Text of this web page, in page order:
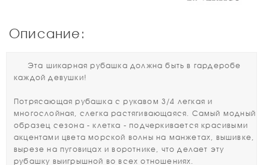
Описание:
Эта шикарная рубашка должна быть в гардеробе
каждой девушки!
Потрясающая рубашка с рукавом 3/4 легкая и
многослойная, слегка растягивающаяся. Самый модный
образец сезона - клетка - подчеркивается красивыми
акцентами цвета морской волны на манжетах, вышивке,
вырезе на пуговицах и воротнике, что делает эту
рубашку выигрышной во всех отношениях.